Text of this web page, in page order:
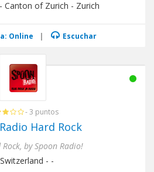
Canton of Zurich - Zurich
Online | Escuchar
- 3 puntos
Hard Rock
by Spoon Radio!
Switzerland - -